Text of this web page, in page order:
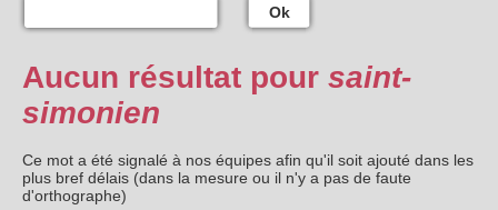
Ok
Aucun résultat pour saint-
simonien
Ce mot a été signalé à nos équipes afin qu'il soit ajouté dans les
plus bref délais (dans la mesure ou il n'y a pas de faute
d'orthographe)